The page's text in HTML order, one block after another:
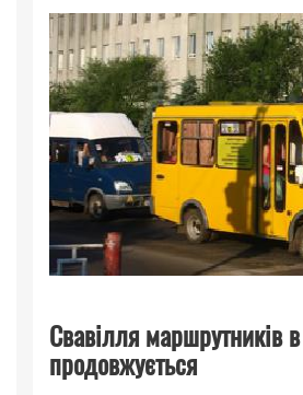
Свавілля маршрутників
продовжується